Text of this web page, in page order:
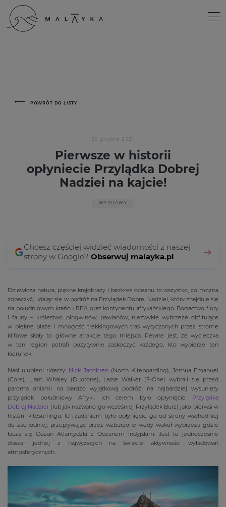
26 grudnia 2021
Pierwsze w historii
opłyniecie Przylądka Dobrej
Nadziei na kajcie!
WYPRAWY
POWRÓT DO LISTY
Chcesz częściej widzieć wiadomości z naszej
strony w Google? Obserwuj malayka.pl
Dziewicza natura, piękne krajobrazy i bezkres oceanu to wszystko, co można
zobaczyć, udając się w podróż na Przylądek Dobrej Nadziei, który znajduje się
na południowym krańcu RPA oraz kontynentu afrykańskiego. Bogactwo flory
i fauny – królestwo pingwinów, pawianów, niezwykłe wybrzeże obfitujące
w piękne plaże i mnogość trekkingowych tras wytyczonych przez strome
klifowe skały to główne atrakcje tego miejsca. Pewne jest, że wycieczka
w ten region potrafi pozytywnie zaskoczyć każdego, kto wybierze ten
kierunek!
Nasi ulubieni riderzy: Nick Jacobren(North Kiteboarding), Joshua Emanuel
(Core), Liam Whaley (Duotone), Lasse Walker (F-One) wybrali się przed
paroma dniami na bardzo wyjątkową podróż: na najbardziej wysunięty
przylądek południowy Afryki. Ich celem było opłynięcie
Przylądka
Dobrej Nadziei (lub jak nazwano go wcześniej Przylądek Burz) jako pierwsi w
historii kitesurfingu. Ich zadaniem było opłynięcie go od strony wschodniej
do zachodniej, przepływając przez wzburzone wody wokół wybrzeża gdzie
łączą się Ocean Atlantydzki z Oceanem Indyjskim. Jest to jednocześnie
obszar jednej z najwyższych na świecie aktywności wyładowań
atmosferycznych.